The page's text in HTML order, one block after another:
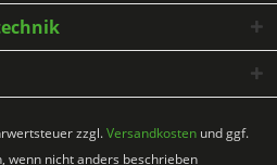
zzgl.Versandkosten und ggf.
wenn nicht anders beschrieben